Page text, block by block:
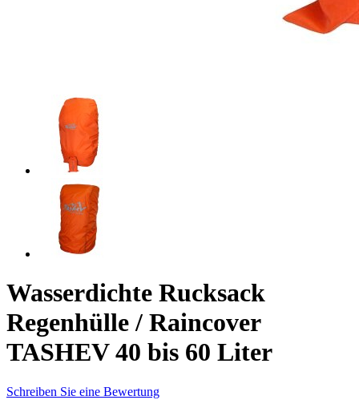
Wasserdichte Rucksack
Regenhülle / Raincover
TASHEV 40 bis 60 Liter
Schreiben Sie eine Bewertung